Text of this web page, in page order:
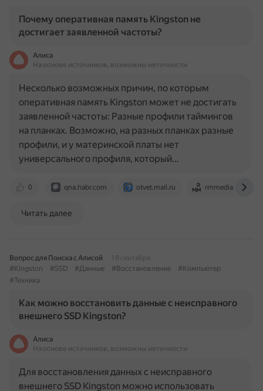
Почему оперативная память Kingston не
достигает заявленной частоты?
Алиса
На основе источников, возможны неточности
0 qna.habr.com otvet.mail.ru rmmedia.ru
Несколько возможных причин, по которым
оперативная память Kingston может не достигать
заявленной частоты: Разные профили таймингов
на планках. Возможно, на разных планках разные
профили, и у материнской платы нет
универсального профиля, который…
Читать далее
Вопрос для Поиска с Алисой
19 сентября
#Kingston
#SSD #Данные #Восстановление
#Компьютер
#Техника
Как можно восстановить данные с неисправного
внешнего SSD Kingston?
Алиса
На основе источников, возможны неточности
Для восстановления данных с неисправного
внешнего SSD Kingston можно использовать